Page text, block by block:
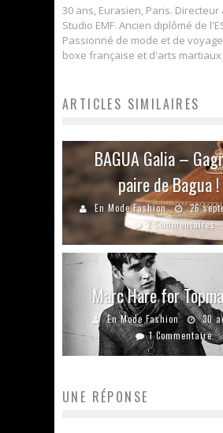
30 ans, Eurasien, Paris. Directeur
Studio EMF. Ancien diplômé de
Passionné de mode et de
boxe française et d'arts martiaux
ARTICLES SIMILAIRES
BAGUA Galia –
paire de Bagua !
En Mode Fashion
26
2 Commentaires
Marc Hare for
En Mode Fashion
30
1 Commentaire
UNE RÉPONSE